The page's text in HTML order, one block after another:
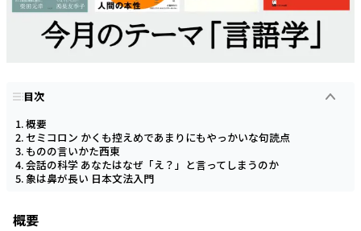
目次
概要
セミコロン かくも控えめであまりにもやっかいな句読点
ものの言いかた西東
会話の科学 あなたはなぜ「え？」と言ってしまうのか
象は鼻が長い 日本文法入門
概要